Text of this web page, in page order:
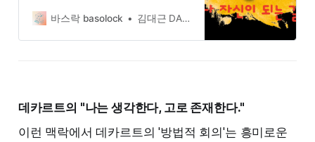
스스로에게 질문하기 시작합니다. 내
습으로 살아가고 있는지. 그 과정 속
바스락 basolock 김대근 DAEGEUN KIM
데카르트의 "나는 생각한다, 고로 존재한다."
이런 맥락에서 데카르트의 '방법적 회의'는 흥미로운